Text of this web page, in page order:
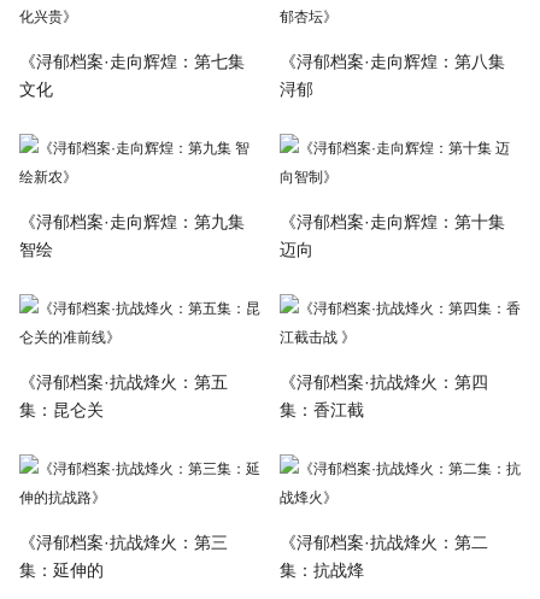
《浔郁档案·走向辉煌：第七集
文化
《浔郁档案·走向辉煌：第八集
浔郁
《浔郁档案·走向辉煌：第九集
智绘
《浔郁档案·走向辉煌：第十集
迈向
《浔郁档案·抗战烽火：第五
集：昆仑关
《浔郁档案·抗战烽火：第四
集：香江截
《浔郁档案·抗战烽火：第三
集：延伸的
《浔郁档案·抗战烽火：第二
集：抗战烽